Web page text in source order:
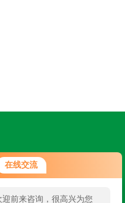
在线交流
迎前来咨询，很高兴为您
公众号了解更多信息：